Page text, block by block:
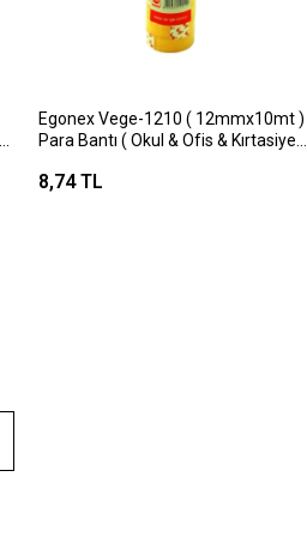
Egonex Vege-1210 ( 12mmx10mt )
Para Bantı ( Okul & Ofis & Kırtasiye )
Tutkal)*12x60
8,74 TL